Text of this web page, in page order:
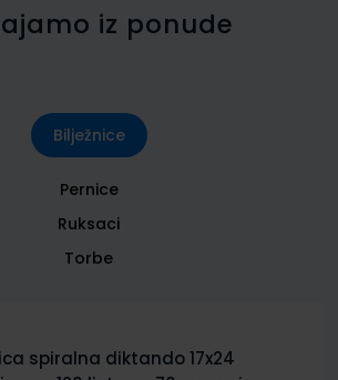
iz ponude
Bilježnice
Pernice
Ruksaci
Torbe
spiralna diktando 17x24